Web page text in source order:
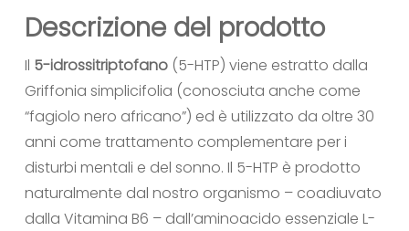
Descrizione del prodotto
Il 5-idrossitriptofano (5-HTP) viene estratto dalla
Griffonia simplicifolia (conosciuta anche come
“fagiolo nero africano”) ed è utilizzato da oltre 30
anni come trattamento complementare per i
disturbi mentali e del sonno. Il 5-HTP è prodotto
naturalmente dal nostro organismo – coadiuvato
dalla Vitamina B6 – dall’aminoacido essenziale L-